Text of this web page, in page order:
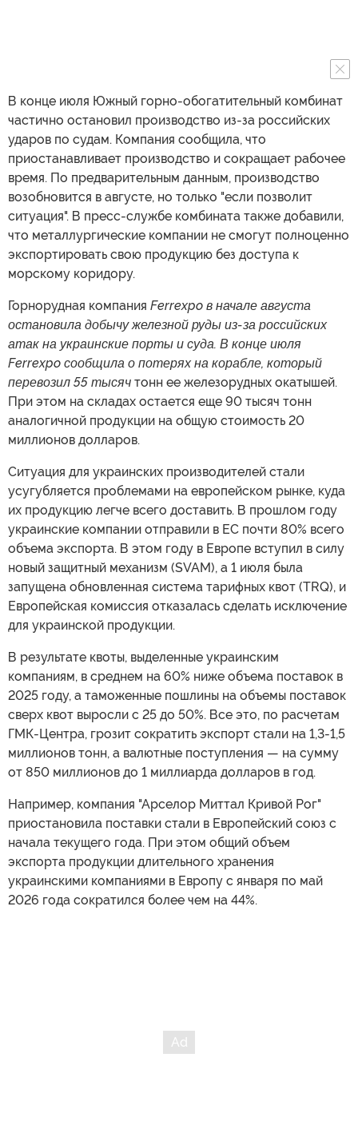
В конце июля Южный горно-обогатительный комбинат
частично остановил производство из-за российских
ударов по судам. Компания сообщила, что
приостанавливает производство и сокращает рабочее
время. По предварительным данным, производство
возобновится в августе, но только "если позволит
ситуация". В пресс-службе комбината также добавили,
что металлургические компании не смогут полноценно
экспортировать свою продукцию без доступа к
морскому коридору.
Горнорудная компания Ferrexpo в начале августа
остановила добычу железной руды из-за российских
атак на украинские порты и суда. В конце июля
Ferrexpo сообщила о потерях на корабле, который
перевозил 55 тысяч тонн ее железорудных окатышей.
При этом на складах остается еще 90 тысяч тонн
аналогичной продукции на общую стоимость 20
миллионов долларов.
Ситуация для украинских производителей стали
усугубляется проблемами на европейском рынке, куда
их продукцию легче всего доставить. В прошлом году
украинские компании отправили в ЕС почти 80% всего
объема экспорта. В этом году в Европе вступил в силу
новый защитный механизм (SVAM), а 1 июля была
запущена обновленная система тарифных квот (TRQ), и
Европейская комиссия отказалась сделать исключение
для украинской продукции.
В результате квоты, выделенные украинским
компаниям, в среднем на 60% ниже объема поставок в
2025 году, а таможенные пошлины на объемы поставок
сверх квот выросли с 25 до 50%. Все это, по расчетам
ГМК-Центра, грозит сократить экспорт стали на 1,3-1,5
миллионов тонн, а валютные поступления — на сумму
от 850 миллионов до 1 миллиарда долларов в год.
Например, компания "Арселор Миттал Кривой Рог"
приостановила поставки стали в Европейский союз с
начала текущего года. При этом общий объем
экспорта продукции длительного хранения
украинскими компаниями в Европу с января по май
2026 года сократился более чем на 44%.